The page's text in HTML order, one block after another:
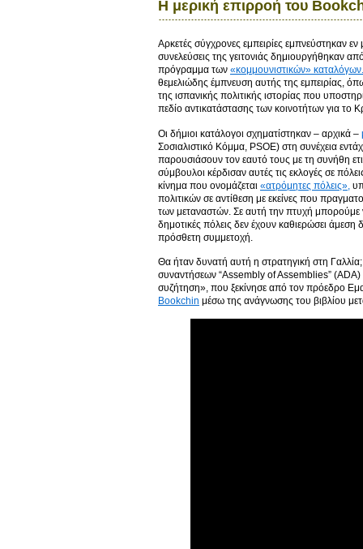
Η μερική επιρροή του
Αρκετές σύγχρονες εμπειρίες εμπνεύστηκαν
συνελεύσεις της γειτονιάς δημιουργήθηκαν
πρόγραμμα των «κομμουνιστικών» καταλόγων.
θεμελιώδης έμπνευση αυτής της εμπειρίας,
της ισπανικής πολιτικής ιστορίας που
πεδίο αντικατάστασης των κοινοτήτων για
Οι δήμιοι κατάλογοι σχηματίστηκαν – αρχικά –
Σοσιαλιστικό Κόμμα, PSOE) στη συνέχεια
παρουσιάσουν τον εαυτό τους με τη συνήθη
σύμβουλοι κέρδισαν αυτές τις εκλογές σε
κίνημα που ονομάζεται «ατρόμητες πόλεις»,
πολιτικών σε αντίθεση με εκείνες που
των μεταναστών. Σε αυτή την πτυχή μπορούμε
δημοτικές πόλεις δεν έχουν καθιερώσει
πρόσθετη συμμετοχή.
Θα ήταν δυνατή αυτή η στρατηγική στη
συναντήσεων “Assembly of Assemblies” (ADA)
συζήτηση», που ξεκίνησε από τον πρόεδρο
Bookchin μέσω της ανάγνωσης του βιβλίου